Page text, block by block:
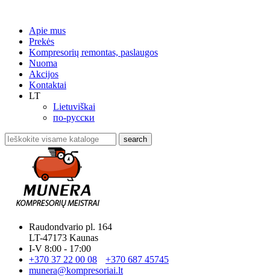
Apie mus
Prekės
Kompresorių remontas, paslaugos
Nuoma
Akcijos
Kontaktai
LT
Lietuviškai
по-русски
search
Raudondvario pl. 164
LT-47173 Kaunas
I-V 8:00 - 17:00
+370 37 22 00 08
+370 687 45745
munera@kompresoriai.lt